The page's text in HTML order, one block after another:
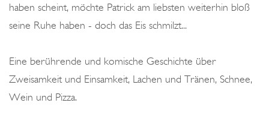
haben scheint, möchte Patrick am liebsten weiterhin bloß
seine Ruhe haben - doch das Eis schmilzt...
Eine berührende und komische Geschichte über
Zweisamkeit und Einsamkeit, Lachen und Tränen, Schnee,
Wein und Pizza.